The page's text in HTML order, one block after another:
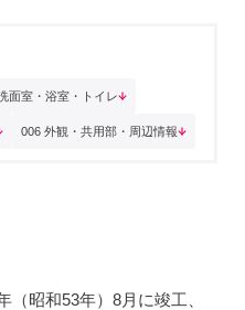
面室・浴室・トイレ
006 外観・共用部・周辺情報
（昭和53年）8月に竣工、